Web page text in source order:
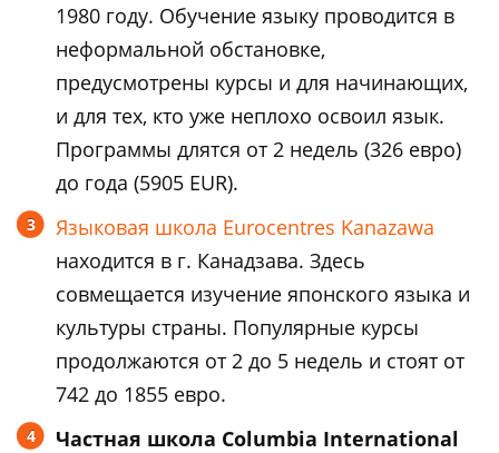
1980 году. Обучение языку проводится в
неформальной обстановке,
предусмотрены курсы и для начинающих,
и для тех, кто уже неплохо освоил язык.
Программы длятся от 2 недель (326 евро)
до года (5905 EUR).
Языковая школа Eurocentres Kanazawa
находится в г. Канадзава. Здесь
совмещается изучение японского языка и
культуры страны. Популярные курсы
продолжаются от 2 до 5 недель и стоят от
742 до 1855 евро.
Частная школа Columbia International